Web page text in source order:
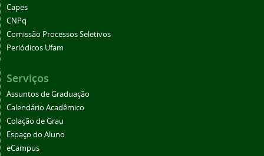
Capes
CNPq
Comissão Processos Seletivos
Periódicos Ufam
Serviços
Assuntos de Graduação
Calendário Acadêmico
Colação de Grau
Espaço do Aluno
eCampus